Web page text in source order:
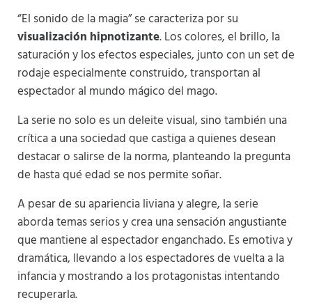
“El sonido de la magia” se caracteriza por su
visualización hipnotizante. Los colores, el brillo, la
saturación y los efectos especiales, junto con un set de
rodaje especialmente construido, transportan al
espectador al mundo mágico del mago.
La serie no solo es un deleite visual, sino también una
crítica a una sociedad que castiga a quienes desean
destacar o salirse de la norma, planteando la pregunta
de hasta qué edad se nos permite soñar.
A pesar de su apariencia liviana y alegre, la serie
aborda temas serios y crea una sensación angustiante
que mantiene al espectador enganchado. Es emotiva y
dramática, llevando a los espectadores de vuelta a la
infancia y mostrando a los protagonistas intentando
recuperarla​​.